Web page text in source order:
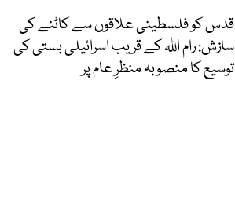
قدس کو فلسطینی علاقوں سے کاٹنے کی
سازش: رام اللہ کے قریب اسرائیلی بستی کی
توسیع کا منصوبہ منظرِ عام پر